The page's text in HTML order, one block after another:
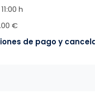
h
€
de pago y